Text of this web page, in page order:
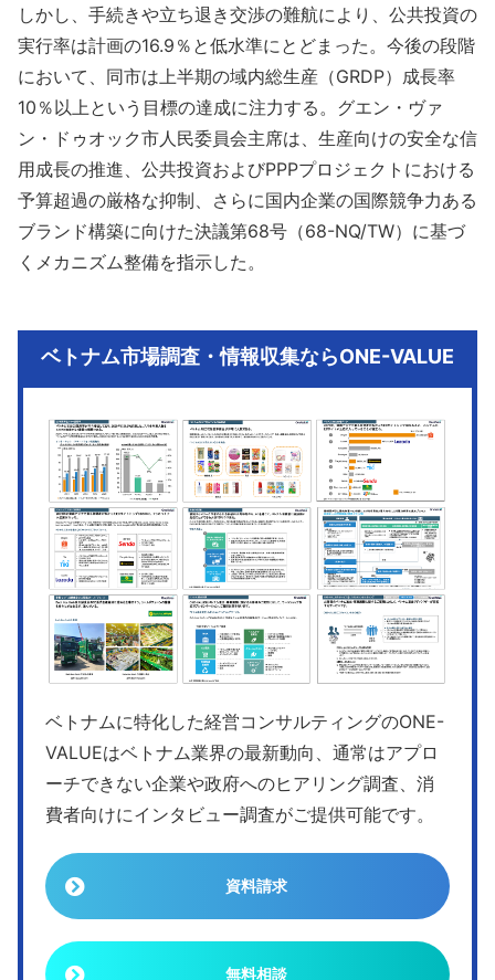
しかし、手続きや立ち退き交渉の難航により、公共投資の
実行率は計画の16.9％と低水準にとどまった。今後の段階
において、同市は上半期の域内総生産（GRDP）成長率
10％以上という目標の達成に注力する。グエン・ヴァ
ン・ドゥオック市人民委員会主席は、生産向けの安全な信
用成長の推進、公共投資およびPPPプロジェクトにおける
予算超過の厳格な抑制、さらに国内企業の国際競争力ある
ブランド構築に向けた決議第68号（68-NQ/TW）に基づ
くメカニズム整備を指示した。
ベトナム市場調査・情報収集ならONE-VALUE
ベトナムに特化した経営コンサルティングのONE-
VALUEはベトナム業界の最新動向、通常はアプロ
ーチできない企業や政府へのヒアリング調査、消
費者向けにインタビュー調査がご提供可能です。
資料請求
無料相談